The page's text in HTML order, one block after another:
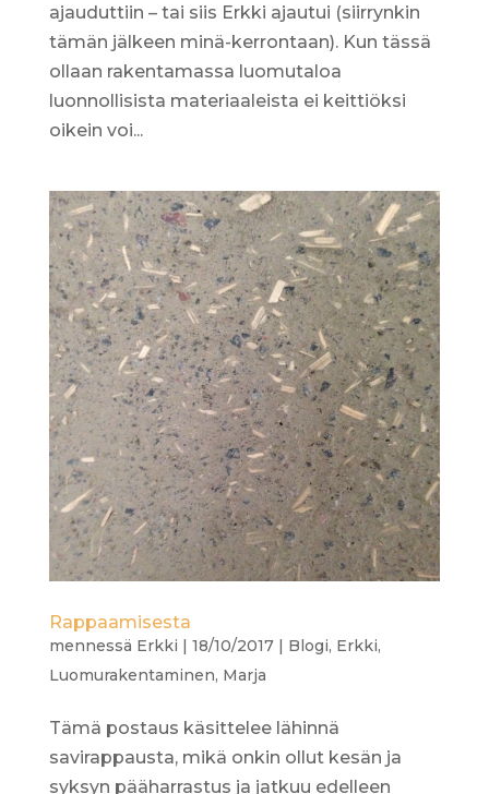
ajauduttiin – tai siis Erkki ajautui (siirrynkin
tämän jälkeen minä-kerrontaan). Kun tässä
ollaan rakentamassa luomutaloa
luonnollisista materiaaleista ei keittiöksi
oikein voi...
Rappaamisesta
mennessä Erkki | 18/10/2017| Blogi, Erkki,
Luomurakentaminen, Marja
Tämä postaus käsittelee lähinnä
savirappausta, mikä onkin ollut kesän ja
syksyn pääharrastus ja jatkuu edelleen